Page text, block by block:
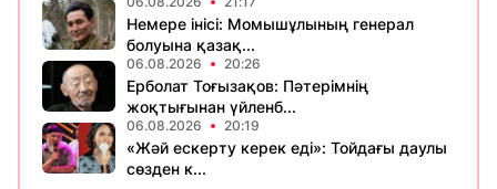
Немере інісі: Момышұлының генерал
болуына қазақ...
06.08.2026 20:26
Ерболат Тоғызақов: Пәтерімнің
жоқтығынан үйленб...
06.08.2026 20:19
«Жәй ескерту керек еді»: Тойдағы даулы
сөзден к...